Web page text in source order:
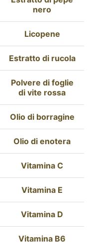
nero
Licopene
Estratto di rucola
Polvere di foglie
di vite rossa
Olio di borragine
Olio di enotera
Vitamina C
Vitamina E
Vitamina D
Vitamina B6